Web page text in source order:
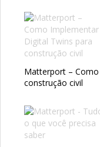
Matterport –
construção civil